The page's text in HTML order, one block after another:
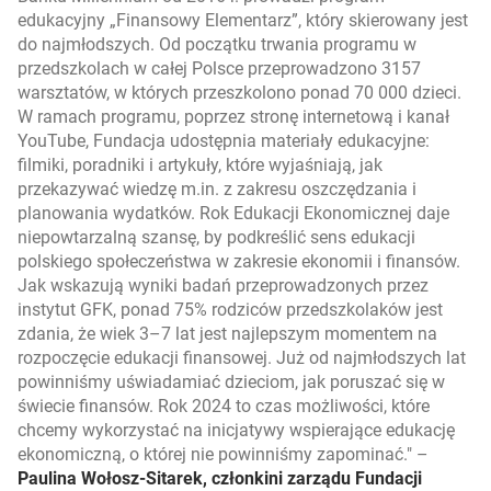
edukacyjny „Finansowy Elementarz”, który skierowany jest
do najmłodszych. Od początku trwania programu w
przedszkolach w całej Polsce przeprowadzono 3157
warsztatów, w których przeszkolono ponad 70 000 dzieci.
W ramach programu, poprzez stronę internetową i kanał
YouTube, Fundacja udostępnia materiały edukacyjne:
filmiki, poradniki i artykuły, które wyjaśniają, jak
przekazywać wiedzę m.in. z zakresu oszczędzania i
planowania wydatków. Rok Edukacji Ekonomicznej daje
niepowtarzalną szansę, by podkreślić sens edukacji
polskiego społeczeństwa w zakresie ekonomii i finansów.
Jak wskazują wyniki badań przeprowadzonych przez
instytut GFK, ponad 75% rodziców przedszkolaków jest
zdania, że wiek 3–7 lat jest najlepszym momentem na
rozpoczęcie edukacji finansowej. Już od najmłodszych lat
powinniśmy uświadamiać dzieciom, jak poruszać się w
świecie finansów. Rok 2024 to czas możliwości, które
chcemy wykorzystać na inicjatywy wspierające edukację
ekonomiczną, o której nie powinniśmy zapominać. –
Paulina Wołosz-Sitarek, członkini zarządu Fundacji